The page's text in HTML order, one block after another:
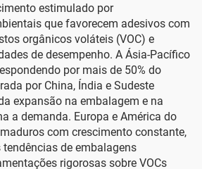
estimulado por
que favorecem adesivos com
orgânicos voláteis (VOC) e
de desempenho. A Ásia-Pacífico
por mais de 50% do
por China, Índia e Sudeste
expansão na embalagem e na
a demanda. Europa e América do
com crescimento constante,
de embalagens
rigorosas sobre VOCs